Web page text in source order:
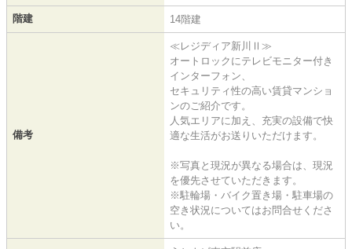
階建 14階建
備考
≪レジディア新川Ⅱ≫
オートロックにテレビモニター付き
インターフォン、
セキュリティ性の高い賃貸マンショ
ンのご紹介です。
人気エリアに加え、充実の設備で快
適な生活がお送りいただけます。
※写真と現況が異なる場合は、現況
を優先させていただきます。
※駐輪場・バイク置き場・駐車場の
空き状況についてはお問合せくださ
い。